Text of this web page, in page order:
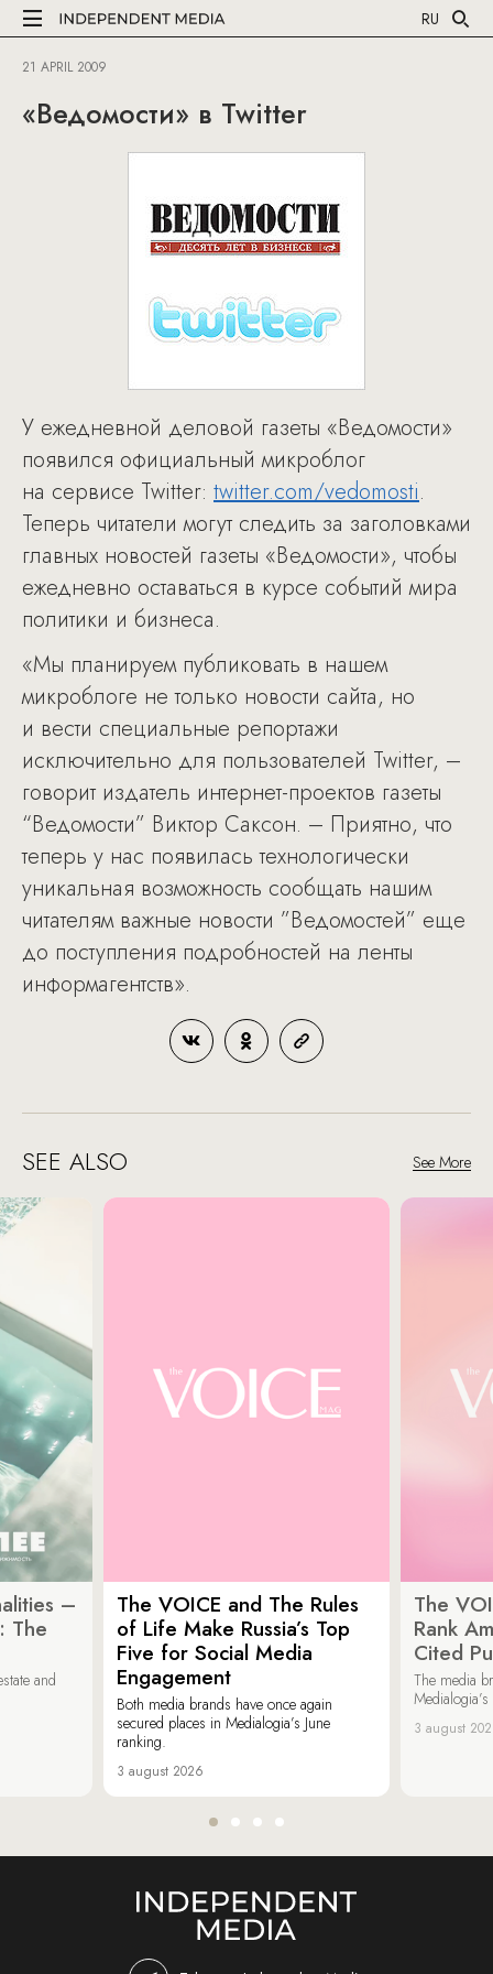
RU
21 APRIL 2009
«Ведомости» в Twitter
У ежедневной деловой газеты «Ведомости»
появился официальный микроблог
на сервисе Twitter: twitter.com/vedomosti.
Теперь читатели могут следить за заголовками
главных новостей газеты «Ведомости», чтобы
ежедневно оставаться в курсе событий мира
политики и бизнеса.
«Мы планируем публиковать в нашем
микроблоге не только новости сайта, но
и вести специальные репортажи
исключительно для пользователей Twitter, –
говорит издатель интернет-проектов газеты
“Ведомости” Виктор Саксон. – Приятно, что
теперь у нас появилась технологически
уникальная возможность сообщать нашим
читателям важные новости ”Ведомостей” еще
до поступления подробностей на ленты
информагентств».
SEE ALSO See More
–
The
and
The VOICE and The Rules
of Life Make Russia’s Top
Five for Social Media
Engagement
Both media brands have once again
secured places in Medialogia’s June
ranking.
3 august 2026
The
Rank
Cited
The media
3 august